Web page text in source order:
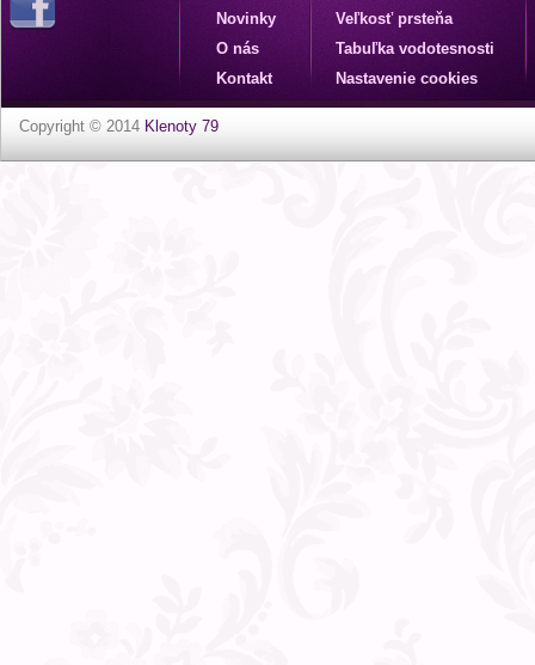
Novinky
O nás
Kontakt
Veľkosť prsteňa
Tabuľka vodotesnosti
Nastavenie cookies
Copyright © 2014 Klenoty 79